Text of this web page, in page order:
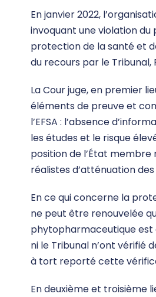
En janvier 2022,
invoquant une violation du
protection de la santé et
du recours par le Tribunal,
La Cour juge, en premier
éléments de preuve et
l’EFSA : l’absence
les études et le risque
position de l’État membre
réalistes d’atténuation
En ce qui concerne la
ne peut être renouvelée
phytopharmaceutique est
ni le Tribunal n’ont vérifié
à tort reporté cette
En deuxième et troisième